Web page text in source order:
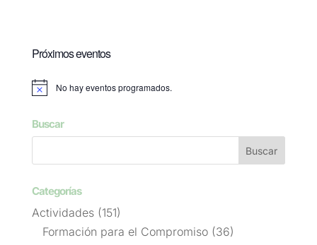
Próximos eventos
Aviso No hay eventos programados.
Buscar
Categorías
Actividades(151)
Formación para el Compromiso(36)